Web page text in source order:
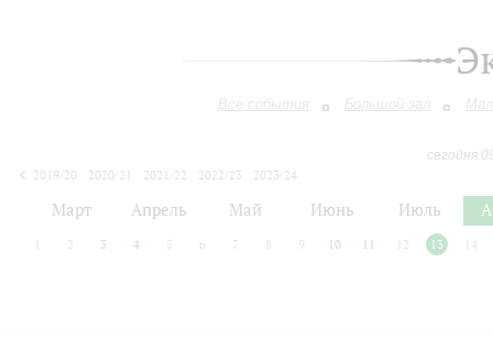
Все события Большой зал
сегодня
2019/20
2020/21 2021/22 2022/23
2023/24
Март Апрель Май Июнь Июль
2 3 4 5 6 7 8 9 10 11 12 13 14